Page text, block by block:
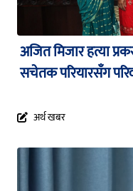
अजित मिजार हत्या
सचेतक परियारसँग
अर्थ खबर